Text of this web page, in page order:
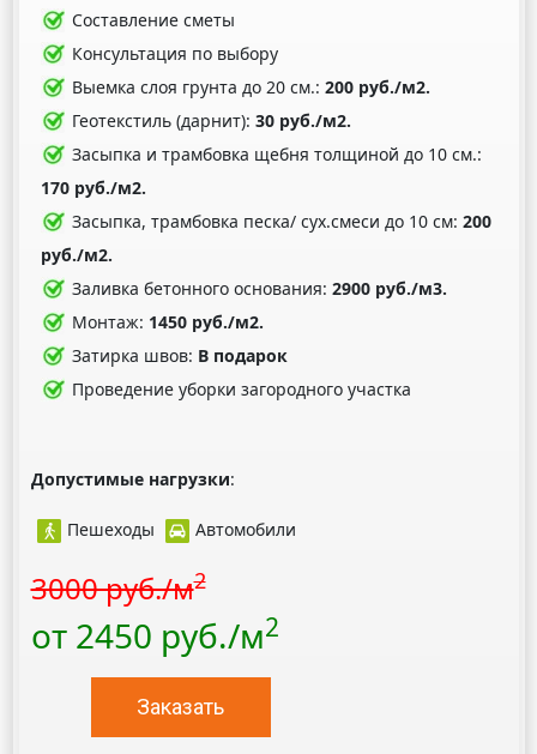
Составление сметы
Консультация по выбору
Выемка слоя грунта до 20 см.:200 руб./м2.
Геотекстиль (дарнит):30 руб./м2.
Засыпка и трамбовка щебня толщиной до 10 см.:
170 руб./м2.
Засыпка, трамбовка песка/ сух.смеси до 10 см:200
руб./м2.
Заливка бетонного основания:2900 руб./м3.
Монтаж: 1450 руб./м2.
Затирка швов: В подарок
Проведение уборки загородного участка
Допустимые нагрузки:
Пешеходы Автомобили
3000 руб./м2
от 2450 руб./м2
Заказать